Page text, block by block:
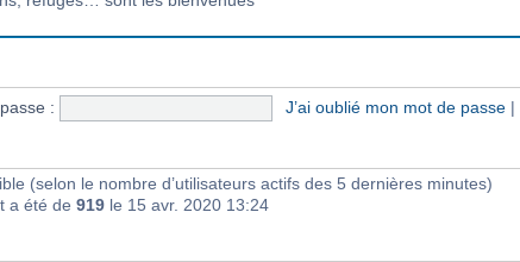
: J’ai oublié mon mot de passe |
(selon le nombre d’utilisateurs actifs des 5 dernières minutes)
a été de 919 le 15 avr. 2020 13:24